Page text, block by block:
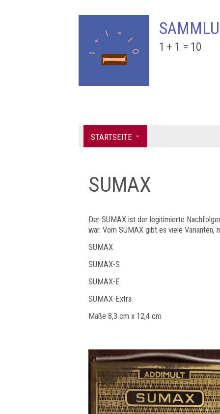
1 + 1 = 10
STARTSEITE
SUMAX
Der SUMAX ist der legitimierte
war. Vom SUMAX gibt es viele Varianten,
SUMAX
SUMAX-S
SUMAX-E
SUMAX-Extra
Maße 8,3 cm x 12,4 cm